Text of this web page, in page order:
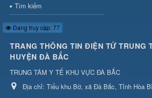
Tìm kiếm
Đang truy cập: 77
TRANG THÔNG TIN ĐIỆN TỬ TRUNG
HUYỆN ĐÀ BẮC
TRUNG TÂM Y TẾ KHU VỰC ĐÀ BẮC
Địa chỉ: Tiểu khu Bờ, xã Đà Bắc, Tỉnh Hòa